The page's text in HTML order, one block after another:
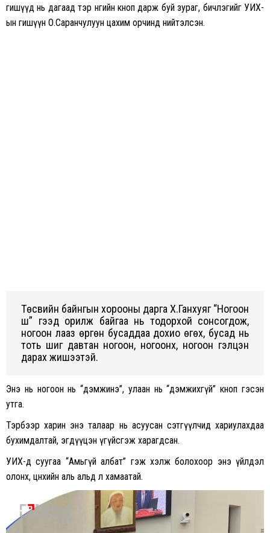
гишүүд нь дагаад тэр өнгийн кноп дарж буй зураг, бичлэгийг УИХ-
ын гишүүн О.Саранчулуун цахим орчинд нийтэлсэн.
Төсвийн байнгын хорооны дарга Х.Ганхуяг “Ногоон
шүү” гээд орилж байгаа нь тодорхой сонсогдож,
ногоон лааз өргөн бусаддаа дохио өгөх, бусад нь
тоть шиг давтан ногоон, ногоонх, ногоон гэлцэн
дарах жишээтэй.
Энэ нь ногоон нь “дэмжинэ”, улаан нь “дэмжихгүй” кноп гэсэн
утга.
Тэрбээр харин энэ талаар нь асуусан сэтгүүлчид хариулахдаа
бухимдалтай, эгдүүцэн үгүйсгэж харагдсан.
УИХ-д суугаа “Амьгүй албат” гэж хэлж болохоор энэ үйлдэл
олонх, цөөнхийн аль альд л хамаатай.